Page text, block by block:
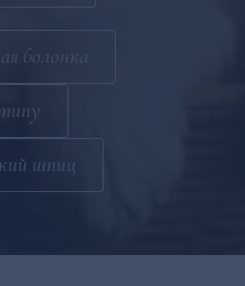
шпиц
болонка